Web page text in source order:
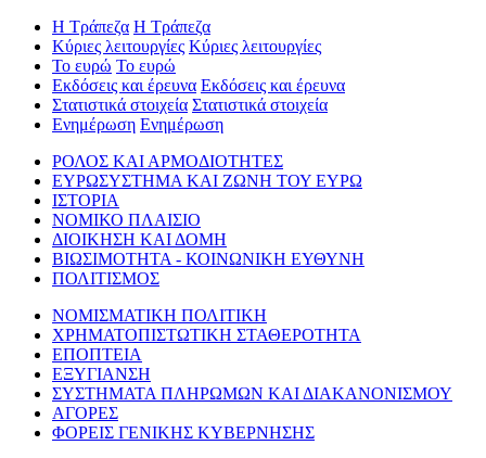
Η Τράπεζα Η Τράπεζα
Κύριες λειτουργίες Κύριες λειτουργίες
Το ευρώ Το ευρώ
Εκδόσεις και έρευνα Εκδόσεις και έρευνα
Στατιστικά στοιχεία Στατιστικά στοιχεία
Ενημέρωση Ενημέρωση
ΡΟΛΟΣ ΚΑΙ ΑΡΜΟΔΙΟΤΗΤΕΣ
ΕΥΡΩΣΥΣΤΗΜΑ ΚΑΙ ΖΩΝΗ ΤΟΥ ΕΥΡΩ
ΙΣΤΟΡΙΑ
ΝΟΜΙΚΟ ΠΛΑΙΣΙΟ
ΔΙΟΙΚΗΣΗ ΚΑΙ ΔΟΜΗ
ΒΙΩΣΙΜΟΤΗΤΑ - ΚΟΙΝΩΝΙΚΗ ΕΥΘΥΝΗ
ΠΟΛΙΤΙΣΜΟΣ
ΝΟΜΙΣΜΑΤΙΚΗ ΠΟΛΙΤΙΚΗ
ΧΡΗΜΑΤΟΠΙΣΤΩΤΙΚΗ ΣΤΑΘΕΡΟΤΗΤΑ
ΕΠΟΠΤΕΙΑ
ΕΞΥΓΙΑΝΣΗ
ΣΥΣΤΗΜΑΤΑ ΠΛΗΡΩΜΩΝ ΚΑΙ ΔΙΑΚΑΝΟΝΙΣΜΟΥ
ΑΓΟΡΕΣ
ΦΟΡΕΙΣ ΓΕΝΙΚΗΣ ΚΥΒΕΡΝΗΣΗΣ